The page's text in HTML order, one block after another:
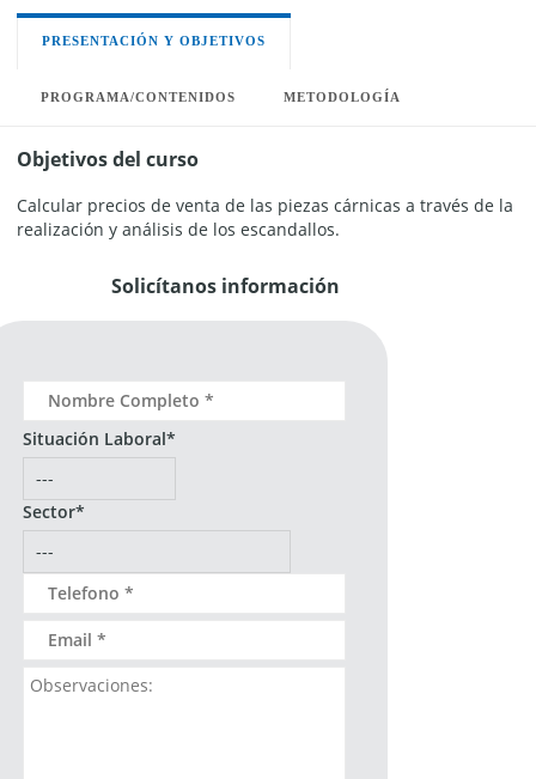
PRESENTACIÓN Y OBJETIVOS
PROGRAMA/CONTENIDOS METODOLOGÍA
Objetivos del curso
Calcular precios de venta de las piezas cárnicas a través de la
realización y análisis de los escandallos.
Solicítanos información
Situación Laboral*
Sector*